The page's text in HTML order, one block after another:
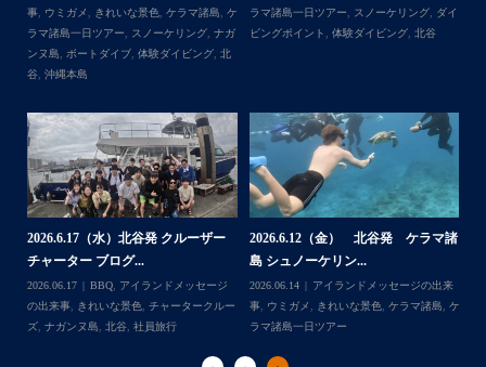
また来年も社員旅行で沖縄へいらっしゃる際は是非ご利用
くださいね！！
ありがとうございました
...
事, 台風
事,きれいな景色,ケラマ諸島, ケラマ諸島
一日ツアー ,スノーケリング,ナガンヌ島
2026.7.28（火） 北谷発 ケラマ諸
島 体験ダイビング...
2026.07.30
アイランドメッセージの出来
事,ウミウシ ,きれいな景色, ケラマ諸島,ケ
ラマ諸島一日ツアー,スノーケリング, 体験
ダイビング,北谷
2026.7.23 北谷発 慶良間行き 体
験ダイビング＆シュ...
ケラマ諸島